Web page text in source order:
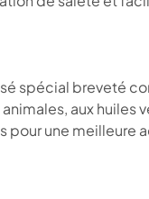
spécial breveté
aux huiles
une meilleure